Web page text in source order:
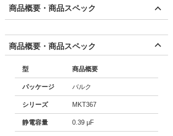
商品概要・商品スペック
商品概要・商品スペック
型 商品概要
パッケージ バルク
シリーズ MKT367
静電容量 0.39 µF